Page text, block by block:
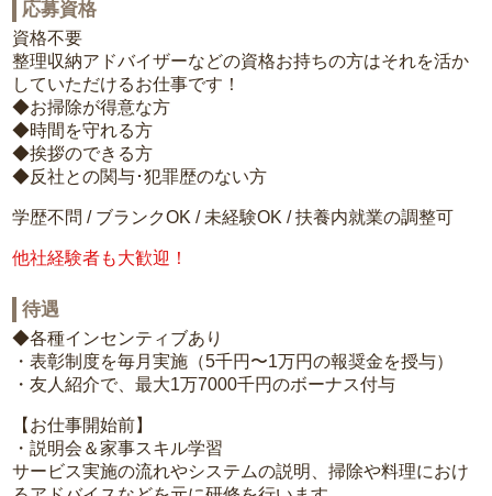
応募資格
資格不要
整理収納アドバイザーなどの資格お持ちの方はそれを活か
していただけるお仕事です！
◆お掃除が得意な方
◆時間を守れる方
◆挨拶のできる方
◆反社との関与･犯罪歴のない方
学歴不問 / ブランクOK / 未経験OK / 扶養内就業の調整可
他社経験者も大歓迎！
待遇
◆各種インセンティブあり
・表彰制度を毎月実施（5千円〜1万円の報奨金を授与）
・友人紹介で、最大1万7000千円のボーナス付与
【お仕事開始前】
・説明会＆家事スキル学習
サービス実施の流れやシステムの説明、掃除や料理におけ